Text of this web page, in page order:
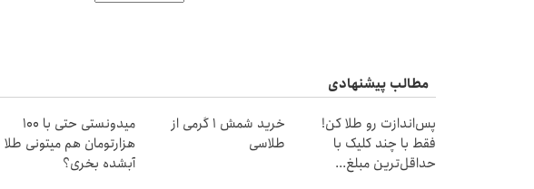
مطالب پیشنهادی
پس‌اندازت رو طلا کن!
فقط با چند کلیک با
حداقل‌ترین مبلغ...
خرید شمش 1 گرمی از
طلاسی
میدونستی حتی با ۱۰۰
هزارتومان هم میتونی طلا
آبشده بخری؟